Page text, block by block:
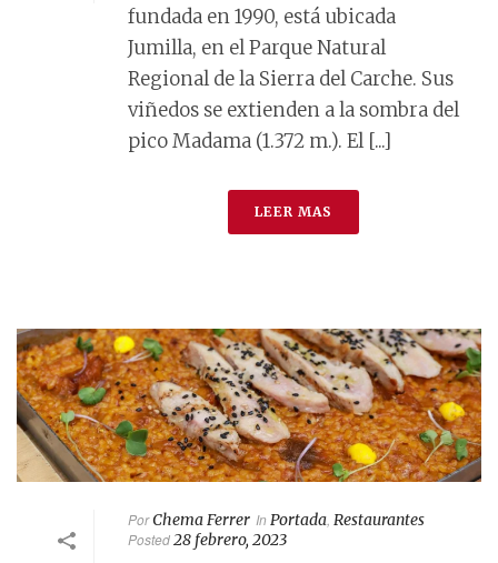
fundada en 1990, está ubicada
Jumilla, en el Parque Natural
Regional de la Sierra del Carche. Sus
viñedos se extienden a la sombra del
pico Madama (1.372 m.). El [...]
LEER MAS
PorChema Ferrer In Portada Restaurantes
Posted28 febrero, 2023